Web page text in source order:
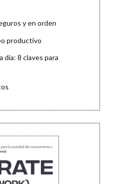
y en orden
productivo
día: 8 claves para